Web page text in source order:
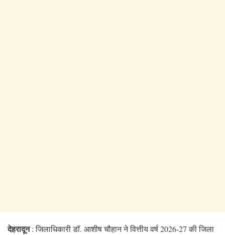
देहरादून: जिलाधिकारी डॉ. आशीष चौहान ने वित्तीय वर्ष 2026-27 की जिला